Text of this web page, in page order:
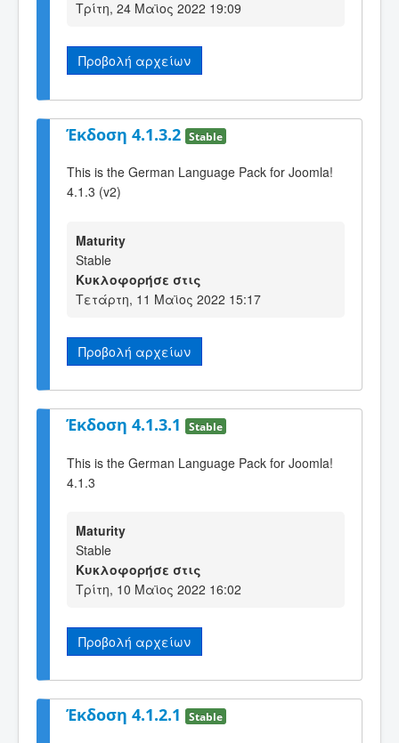
Τρίτη, 24 Μαϊος 2022 19:09
Προβολή αρχείων
Έκδοση 4.1.3.2 Stable
This is the German Language Pack for Joomla!
4.1.3 (v2)
Maturity
Stable
Κυκλοφορήσε στις
Τετάρτη, 11 Μαϊος 2022 15:17
Προβολή αρχείων
Έκδοση 4.1.3.1 Stable
This is the German Language Pack for Joomla!
4.1.3
Maturity
Stable
Κυκλοφορήσε στις
Τρίτη, 10 Μαϊος 2022 16:02
Προβολή αρχείων
Έκδοση 4.1.2.1 Stable